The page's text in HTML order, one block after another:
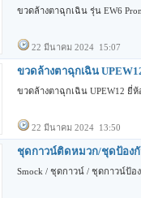
ขวดล้างตาฉุกเฉิน รุ่น EW6
22 มีนาคม 2024 15:07
ขวดล้างตาฉุกเฉิน
ขวดล้างตาฉุกเฉิน UPEW12 ยี่ห้
22 มีนาคม 2024 13:50
ชุดกาวน์ติดหมวก/ชุดป้อง
Smock / ชุดกาวน์ / ชุดกาวน์ป้อ